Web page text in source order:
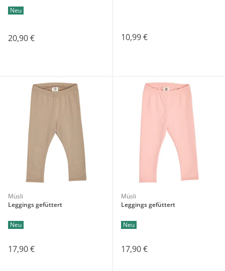
Neu
20,90 € 10,99 €
Müsli
Leggings gefüttert
Neu
17,90 €
Müsli
Leggings gefüttert
Neu
17,90 €